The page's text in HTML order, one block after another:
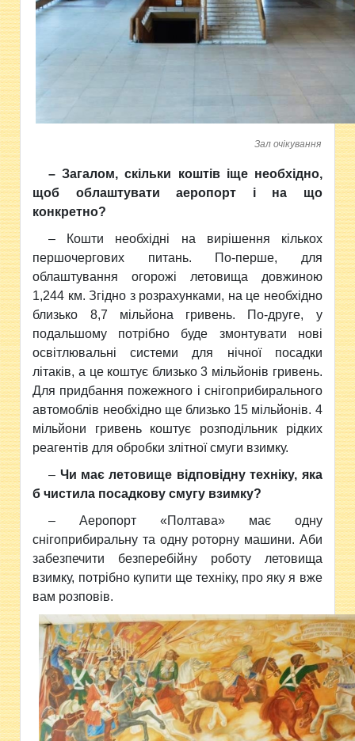
Зал очікування
– Загалом, скільки коштів іще необхідно,
щоб облаштувати аеропорт і на що
конкретно?
– Кошти необхідні на вирішення кількох
першочергових питань. По-перше, для
облаштування огорожі летовища довжиною
1,244 км. Згідно з розрахунками, на це необхідно
близько 8,7 мільйона гривень. По-друге, у
подальшому потрібно буде змонтувати нові
освітлювальні системи для нічної посадки
літаків, а це коштує близько 3 мільйонів гривень.
Для придбання пожежного і снігоприбирального
автомоблів необхідно ще близько 15 мільйонів. 4
мільйони гривень коштує розподільник рідких
реагентів для обробки злітної смуги взимку.
– Чи має летовище відповідну техніку, яка
б чистила посадкову смугу взимку?
– Аеропорт «Полтава» має одну
снігоприбиральну та одну роторну машини. Аби
забезпечити безперебійну роботу летовища
взимку, потрібно купити ще техніку, про яку я вже
вам розповів.